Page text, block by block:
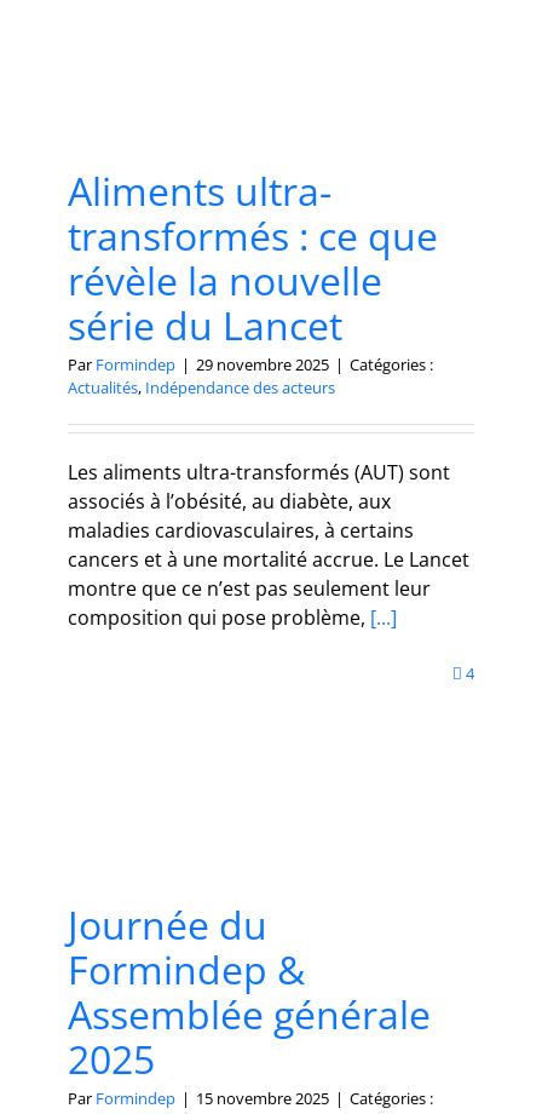
Aliments ultra-
transformés : ce que
révèle la nouvelle
série du Lancet
Par Formindep | 29 novembre 2025 | Catégories :
Actualités, Indépendance des acteurs
Les aliments ultra-transformés (AUT) sont
associés à l’obésité, au diabète, aux
maladies cardiovasculaires, à certains
cancers et à une mortalité accrue. Le Lancet
montre que ce n’est pas seulement leur
composition qui pose problème, [...]
4
Journée du
Formindep &
Assemblée générale
2025
Par Formindep | 15 novembre 2025 | Catégories :